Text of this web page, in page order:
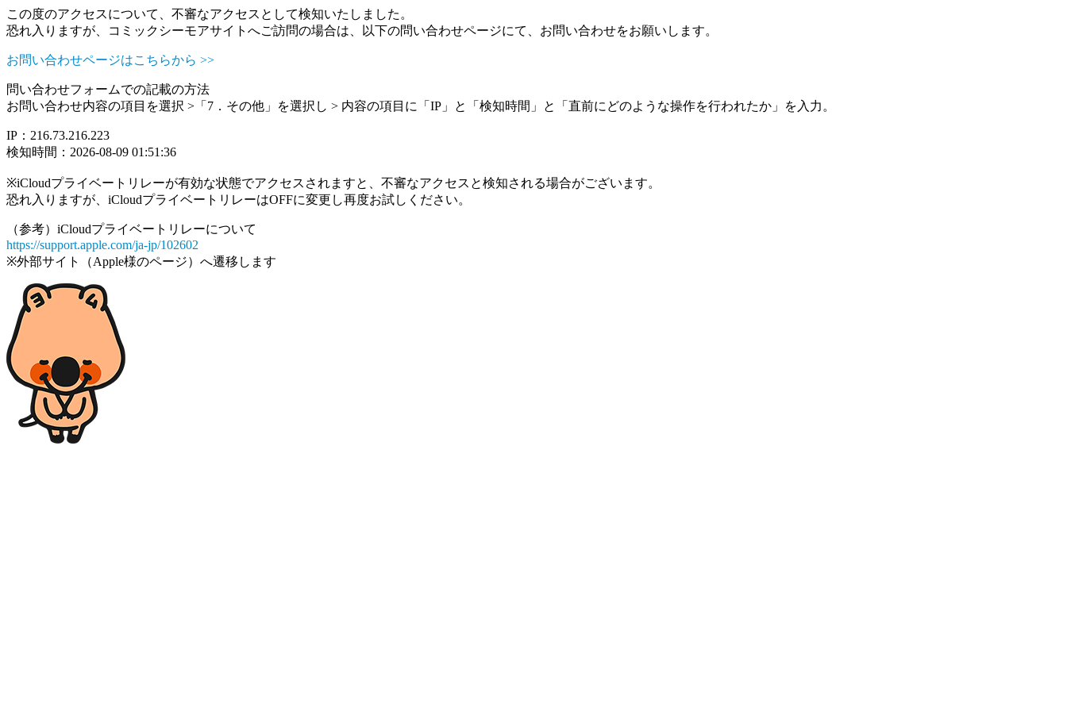
この度のアクセスについて、不審なアクセスとして検知いたしました。
恐れ入りますが、コミックシーモアサイトへご訪問の場合は、以下の問い合わせページにて、お問い合わせをお願いします。
お問い合わせページはこちらから >>
問い合わせフォームでの記載の方法
お問い合わせ内容の項目を選択 >「7．その他」を選択し > 内容の項目に「IP」と「検知時間」と「直前にどのような操作を行われたか」を入力。
IP：216.73.216.223
検知時間：2026-08-09 01:51:36
※iCloudプライベートリレーが有効な状態でアクセスされますと、不審なアクセスと検知される場合がございます。
恐れ入りますが、iCloudプライベートリレーはOFFに変更し再度お試しください。
（参考）iCloudプライベートリレーについて
https://support.apple.com/ja-jp/102602
※外部サイト（Apple様のページ）へ遷移します